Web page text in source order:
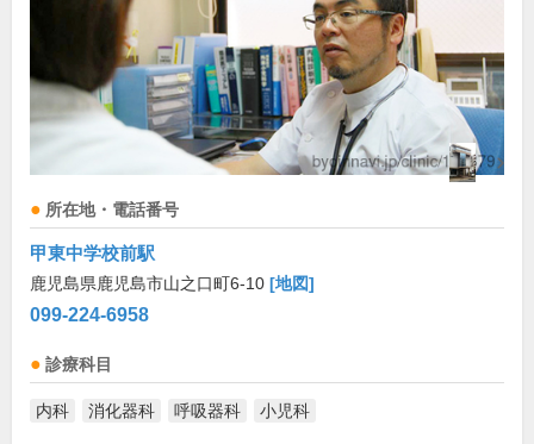
所在地・電話番号
甲東中学校前駅
鹿児島県鹿児島市山之口町6-10 [地図]
099-224-6958
診療科目
内科 消化器科 呼吸器科 小児科